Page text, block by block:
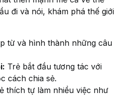
đi và nói, khám phá thế giới
từ và hình thành những câu
Trẻ bắt đầu tương tác với
cách chia sẻ.
thích tự làm nhiều việc như